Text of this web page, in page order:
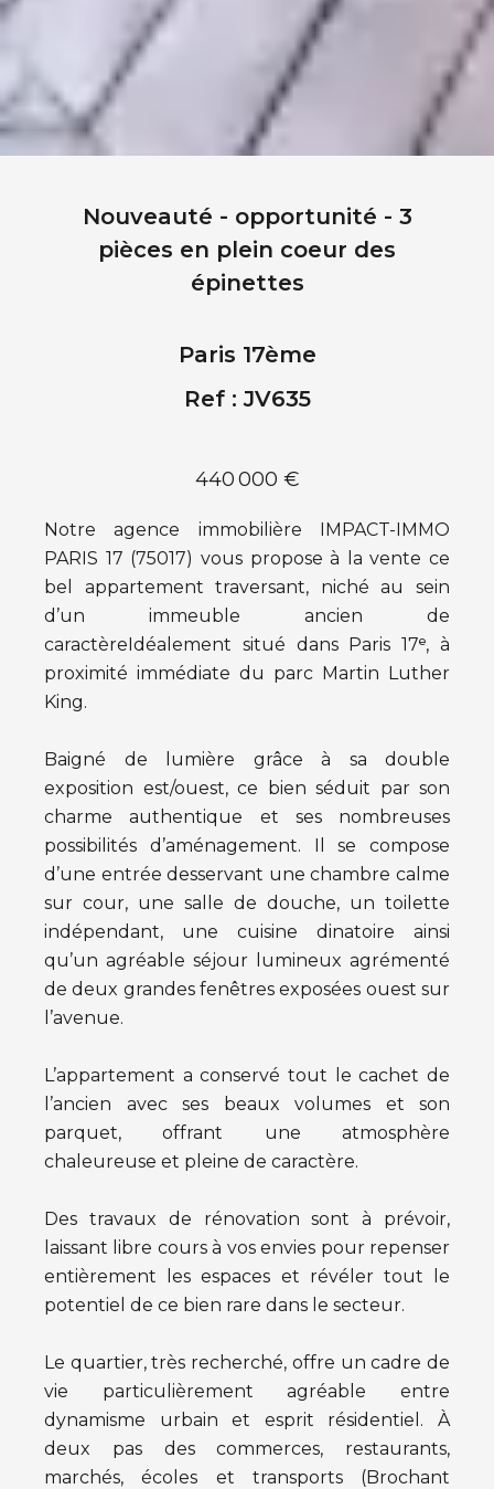
Nouveauté - opportunité - 3
pièces en plein coeur des
épinettes
Paris 17ème
Ref : JV635
440 000 €
Notre agence immobilière IMPACT-IMMO
PARIS 17 (75017) vous propose à la vente ce
bel appartement traversant, niché au sein
d’un immeuble ancien de
caractèreIdéalement situé dans Paris 17ᵉ, à
proximité immédiate du parc Martin Luther
King.
Baigné de lumière grâce à sa double
exposition est/ouest, ce bien séduit par son
charme authentique et ses nombreuses
possibilités d’aménagement. Il se compose
d’une entrée desservant une chambre calme
sur cour, une salle de douche, un toilette
indépendant, une cuisine dinatoire ainsi
qu’un agréable séjour lumineux agrémenté
de deux grandes fenêtres exposées ouest sur
l’avenue.
L’appartement a conservé tout le cachet de
l’ancien avec ses beaux volumes et son
parquet, offrant une atmosphère
chaleureuse et pleine de caractère.
Des travaux de rénovation sont à prévoir,
laissant libre cours à vos envies pour repenser
entièrement les espaces et révéler tout le
potentiel de ce bien rare dans le secteur.
Le quartier, très recherché, offre un cadre de
vie particulièrement agréable entre
dynamisme urbain et esprit résidentiel. À
deux pas des commerces, restaurants,
marchés, écoles et transports (Brochant